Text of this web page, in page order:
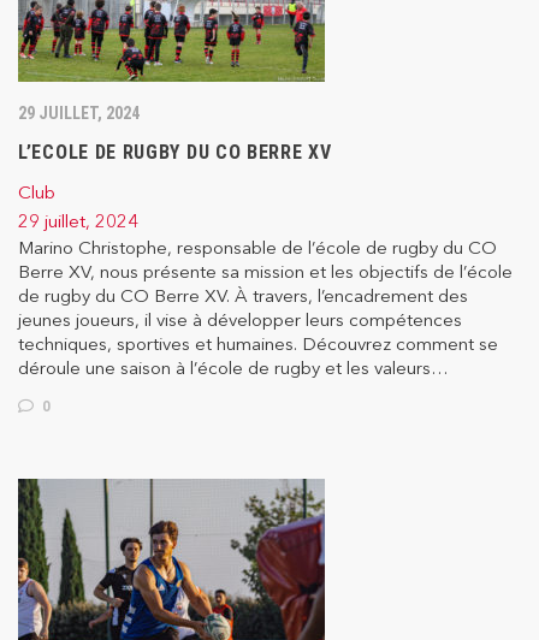
29 JUILLET, 2024
L’ECOLE DE RUGBY DU CO BERRE XV
Club
29 juillet, 2024
Marino Christophe, responsable de l’école de rugby du CO
Berre XV, nous présente sa mission et les objectifs de l’école
de rugby du CO Berre XV. À travers, l’encadrement des
jeunes joueurs, il vise à développer leurs compétences
techniques, sportives et humaines. Découvrez comment se
déroule une saison à l’école de rugby et les valeurs…
0